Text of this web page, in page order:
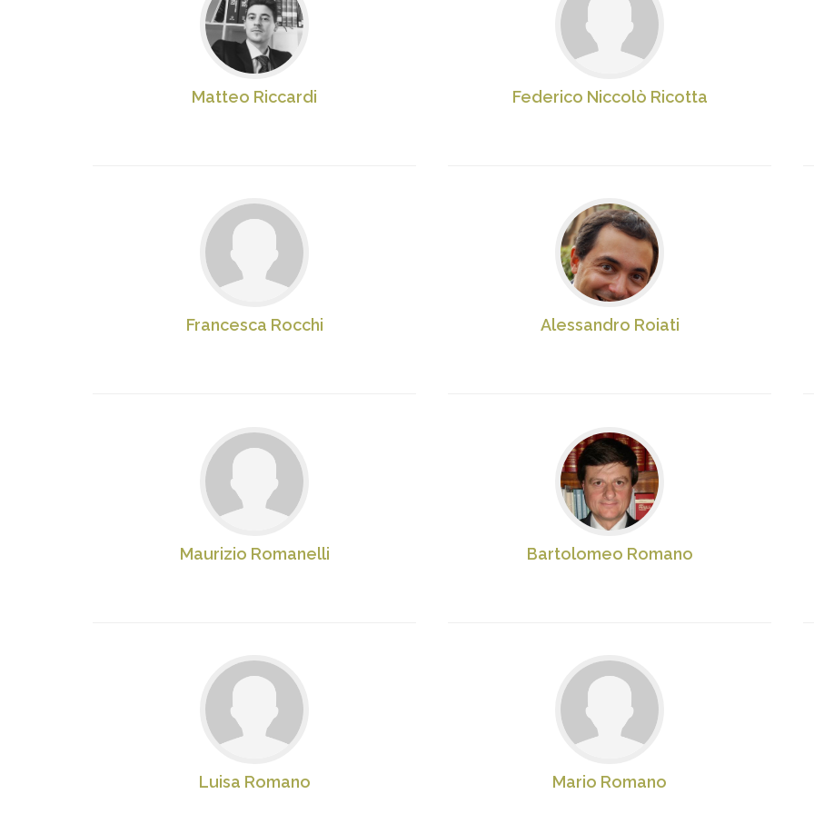
Matteo Riccardi Federico Niccolò Ricotta
Francesca Rocchi Alessandro Roiati
Maurizio Romanelli Bartolomeo Romano
Luisa Romano Mario Romano